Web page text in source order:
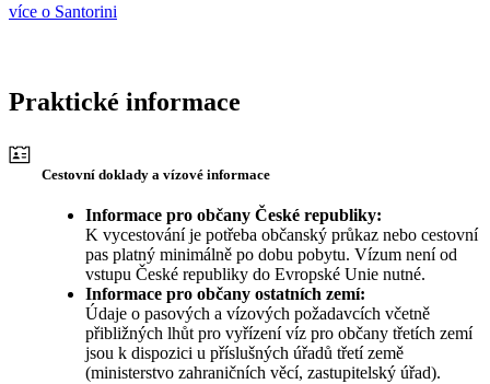
více o Santorini
Praktické informace
Cestovní doklady a vízové informace
Informace pro občany České republiky:
K vycestování je potřeba občanský průkaz nebo cestovní
pas platný minimálně po dobu pobytu. Vízum není od
vstupu České republiky do Evropské Unie nutné.
Informace pro občany ostatních zemí:
Údaje o pasových a vízových požadavcích včetně
přibližných lhůt pro vyřízení víz pro občany třetích zemí
jsou k dispozici u příslušných úřadů třetí země
(ministerstvo zahraničních věcí, zastupitelský úřad).